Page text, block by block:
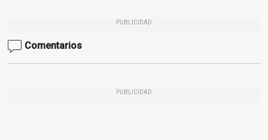
PUBLICIDAD
Comentarios
PUBLICIDAD